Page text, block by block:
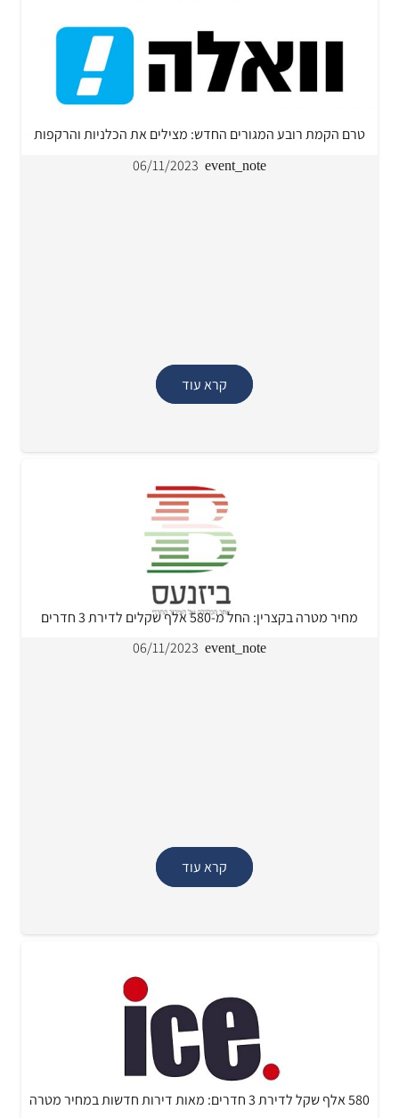
טרם הקמת רובע המגורים החדש: מצילים את הכלניות והרקפות
event_note
06/11/2023
קרא עוד
מחיר מטרה בקצרין: החל מ-580 אלף שקלים לדירת 3 חדרים
event_note
06/11/2023
קרא עוד
580 אלף שקל לדירת 3 חדרים: מאות דירות חדשות במחיר מטרה